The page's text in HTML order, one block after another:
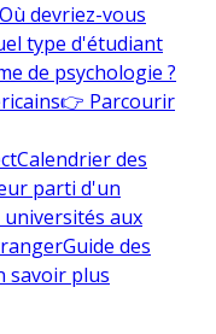
Où devriez-vous
type d'étudiant
de psychologie ?
👉 Parcourir
Calendrier des
parti d'un
aux
Guide des
savoir plus